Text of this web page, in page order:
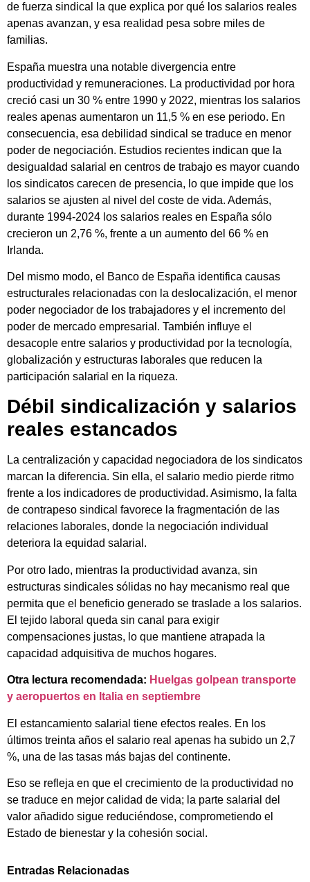
de fuerza sindical la que explica por qué los salarios reales
apenas avanzan, y esa realidad pesa sobre miles de
familias.
España muestra una notable divergencia entre
productividad y remuneraciones. La productividad por hora
creció casi un 30 % entre 1990 y 2022, mientras los salarios
reales apenas aumentaron un 11,5 % en ese periodo. En
consecuencia, esa debilidad sindical se traduce en menor
poder de negociación. Estudios recientes indican que la
desigualdad salarial en centros de trabajo es mayor cuando
los sindicatos carecen de presencia, lo que impide que los
salarios se ajusten al nivel del coste de vida. Además,
durante 1994-2024 los salarios reales en España sólo
crecieron un 2,76 %, frente a un aumento del 66 % en
Irlanda.
Del mismo modo, el Banco de España identifica causas
estructurales relacionadas con la deslocalización, el menor
poder negociador de los trabajadores y el incremento del
poder de mercado empresarial. También influye el
desacople entre salarios y productividad por la tecnología,
globalización y estructuras laborales que reducen la
participación salarial en la riqueza.
Débil sindicalización y salarios
reales estancados
La centralización y capacidad negociadora de los sindicatos
marcan la diferencia. Sin ella, el salario medio pierde ritmo
frente a los indicadores de productividad. Asimismo, la falta
de contrapeso sindical favorece la fragmentación de las
relaciones laborales, donde la negociación individual
deteriora la equidad salarial.
Por otro lado, mientras la productividad avanza, sin
estructuras sindicales sólidas no hay mecanismo real que
permita que el beneficio generado se traslade a los salarios.
El tejido laboral queda sin canal para exigir
compensaciones justas, lo que mantiene atrapada la
capacidad adquisitiva de muchos hogares.
Otra lectura recomendada: Huelgas golpean transporte
y aeropuertos en Italia en septiembre
El estancamiento salarial tiene efectos reales. En los
últimos treinta años el salario real apenas ha subido un 2,7
%, una de las tasas más bajas del continente.
Eso se refleja en que el crecimiento de la productividad no
se traduce en mejor calidad de vida; la parte salarial del
valor añadido sigue reduciéndose, comprometiendo el
Estado de bienestar y la cohesión social.
Entradas Relacionadas